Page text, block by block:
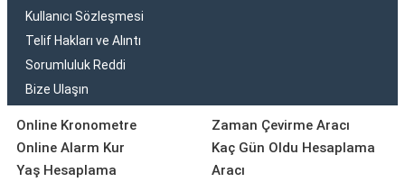
Kullanıcı Sözleşmesi
Telif Hakları ve Alıntı
Sorumluluk Reddi
Bize Ulaşın
Online Kronometre
Online Alarm Kur
Yaş Hesaplama
Zaman Çevirme Aracı
Kaç Gün Oldu Hesaplama
Aracı